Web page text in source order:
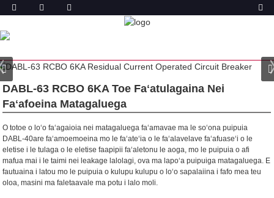
OLOA
DABL-63 RCBO 6KA Toe Faʻatulagaina Nei
Faʻafoeina Matagaluega
O totoe o loʻo faʻagaioia nei matagaluega faʻamavae ma le soʻona puipuia
DABL-40are faʻamoemoeina mo le faʻateʻia o le faʻalavelave faʻafuaseʻi o le
eletise i le tulaga o le eletise faapipii faʻaletonu le aoga, mo le puipuia o afi
mafua mai i le taimi nei leakage lalolagi, ova ma lapoʻa puipuiga matagaluega. E
fautuaina i latou mo le puipuia o kulupu kulupu o loʻo sapalaiina i fafo mea teu
oloa, masini ma faletaavale ma potu i lalo moli.